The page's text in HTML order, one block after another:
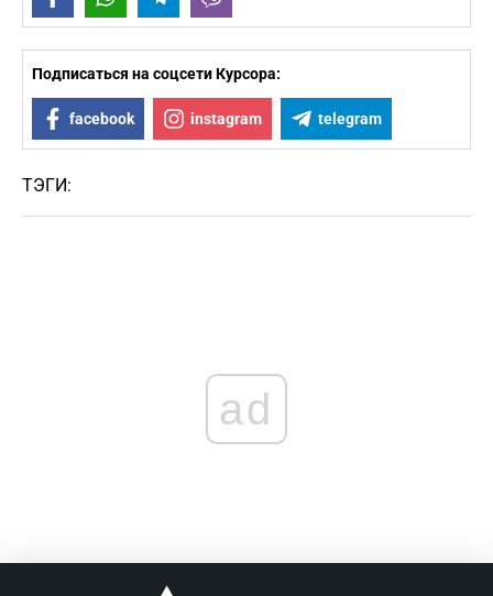
Подписаться на соцсети Курсора:
facebook instagram telegram
ТЭГИ:
ad